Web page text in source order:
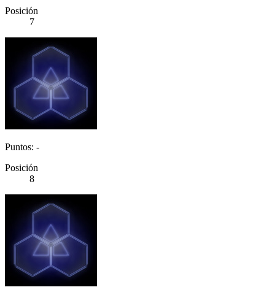
Posición
7
Puntos: -
Posición
8